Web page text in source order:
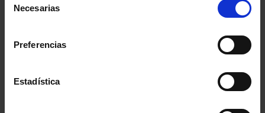
Necesarias
Preferencias
Estadística